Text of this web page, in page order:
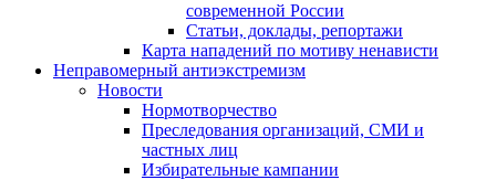
современной России
Статьи, доклады, репортажи
Карта нападений по мотиву ненависти
Неправомерный антиэкстремизм
Новости
Нормотворчество
Преследования организаций, СМИ и
частных лиц
Избирательные кампании